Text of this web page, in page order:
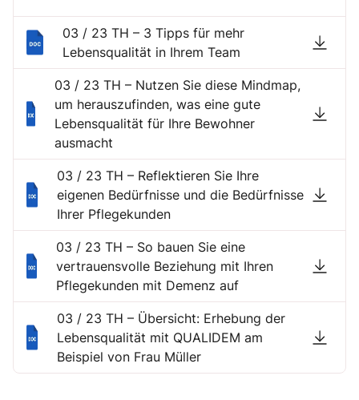
03 / 23 TH – 3 Tipps für mehr
Lebensqualität in Ihrem Team
03 / 23 TH – Nutzen Sie diese Mindmap,
um herauszufinden, was eine gute
Lebensqualität für Ihre Bewohner
ausmacht
03 / 23 TH – Reflektieren Sie Ihre
eigenen Bedürfnisse und die Bedürfnisse
Ihrer Pflegekunden
03 / 23 TH – So bauen Sie eine
vertrauensvolle Beziehung mit Ihren
Pflegekunden mit Demenz auf
03 / 23 TH – Übersicht: Erhebung der
Lebensqualität mit QUALIDEM am
Beispiel von Frau Müller